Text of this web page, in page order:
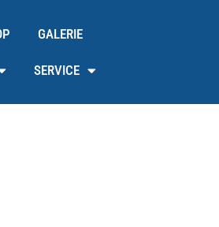
GALERIE
SERVICE